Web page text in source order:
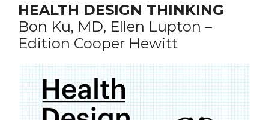
HEALTH DESIGN THINKING
Bon Ku, MD, Ellen Lupton –
Edition Cooper Hewitt